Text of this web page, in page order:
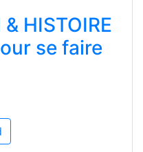
HISTOIRE
se faire